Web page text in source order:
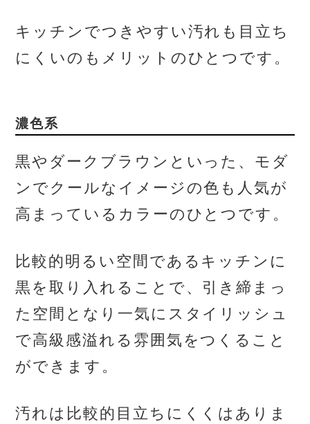
キッチンでつきやすい汚れも目立ち
にくいのもメリットのひとつです。
濃色系
黒やダークブラウンといった、モダ
ンでクールなイメージの色も人気が
高まっているカラーのひとつです。
比較的明るい空間であるキッチンに
黒を取り入れることで、引き締まっ
た空間となり一気にスタイリッシュ
で高級感溢れる雰囲気をつくること
ができます。
汚れは比較的目立ちにくくはありま